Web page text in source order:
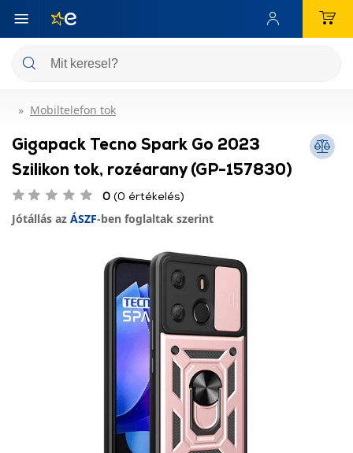
Mobiltelefon tok
Gigapack Tecno Spark Go 2023
Szilikon tok, rozéarany (GP-157830)
0 (0 értékelés)
Jótállás az ÁSZF-ben foglaltak szerint